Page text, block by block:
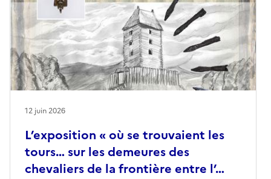
L’exposition « où se trouvaient les
tours… sur les demeures des
chevaliers de la frontière entre l’…
12 juin 2026